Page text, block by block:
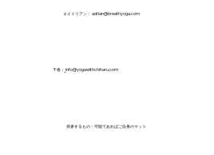
千春： info@yogawithchiharu.com
エイドリアン： adrian@breathyoga.com
持参するもの：可能であればご自身のマット